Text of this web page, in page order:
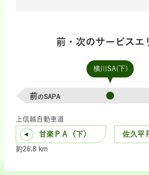
前・次のサービスエ
横川SA(下)
前のSAPA
上信越自動車道
甘楽ＰＡ（下）
約26.8 km
佐久平